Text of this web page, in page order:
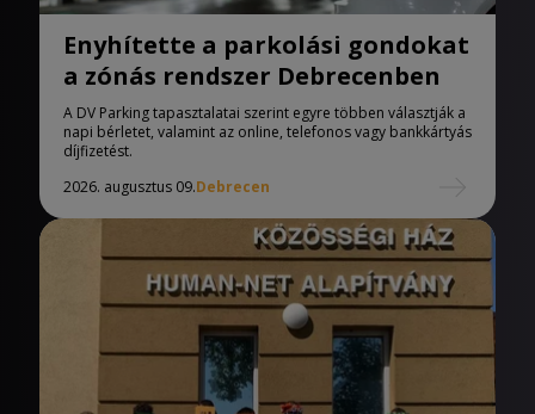
Enyhítette a parkolási gondokat
a zónás rendszer Debrecenben
A DV Parking tapasztalatai szerint egyre többen választják a
napi bérletet, valamint az online, telefonos vagy bankkártyás
díjfizetést.
2026. augusztus 09.Debrecen